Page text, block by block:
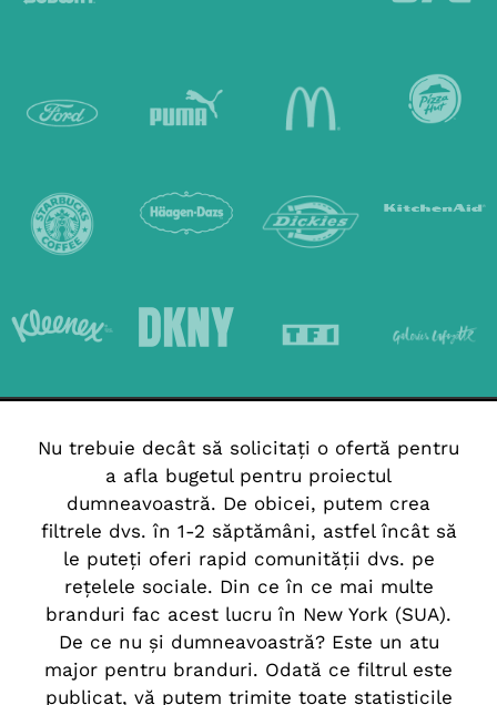
Nu trebuie decât să solicitați o ofertă pentru
a afla bugetul pentru proiectul
dumneavoastră. De obicei, putem crea
filtrele dvs. în 1-2 săptămâni, astfel încât să
le puteți oferi rapid comunității dvs. pe
rețelele sociale. Din ce în ce mai multe
branduri fac acest lucru în New York (SUA).
De ce nu și dumneavoastră? Este un atu
major pentru branduri. Odată ce filtrul este
publicat, vă putem trimite toate statisticile